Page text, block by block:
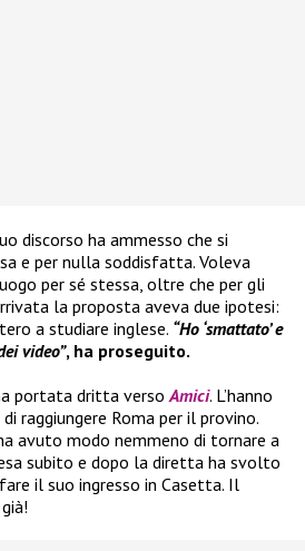
discorso ha ammesso che si
e per nulla soddisfatta. Voleva
per sé stessa, oltre che per gli
la proposta aveva due ipotesi:
a studiare inglese. “Ho ‘smattato’ e
video”, ha proseguito.
portata dritta verso Amici. L’hanno
raggiungere Roma per il provino.
avuto modo nemmeno di tornare a
subito e dopo la diretta ha svolto
il suo ingresso in Casetta. Il